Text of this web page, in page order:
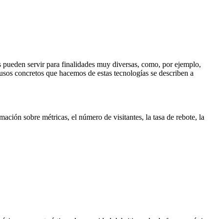
servir para finalidades muy diversas, como, por ejemplo,
concretos que hacemos de estas tecnologías se describen a
sobre métricas, el número de visitantes, la tasa de rebote, la